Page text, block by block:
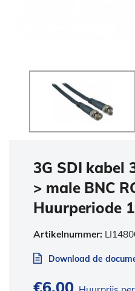
3G SDI kabel
> male BNC
Huurperiode
Artikelnummer:
Download de
€6,00